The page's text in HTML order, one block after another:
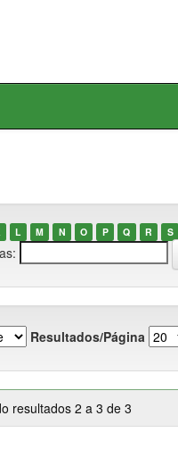
L M N O P Q R S
Resultados/Página
resultados 2 a 3 de 3